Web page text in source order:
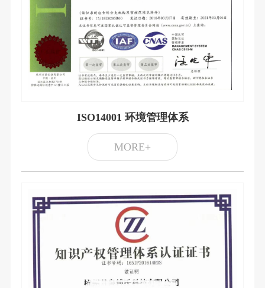
ISO14001 环境管理体系
MORE+